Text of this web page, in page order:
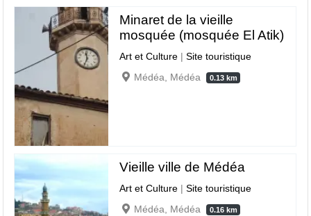
Minaret de la vieille
mosquée (mosquée El Atik)
Art et Culture |Site touristique
Médéa, Médéa
0.13 km
Vieille ville de Médéa
Art et Culture |Site touristique
Médéa, Médéa
0.16 km